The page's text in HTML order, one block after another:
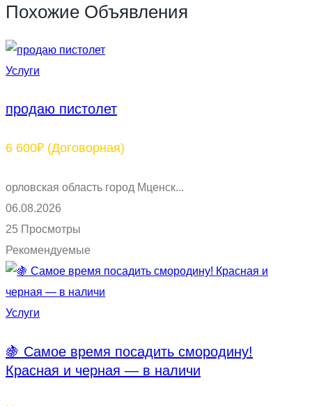
Похожие Объявления
Услуги
продаю пистолет
6 600₽ (Договорная)
орловская область город Мценск...
06.08.2026
25 Просмотры
Рекомендуемые
Услуги
🍇 Самое время посадить смородину!
Красная и черная — в наличи